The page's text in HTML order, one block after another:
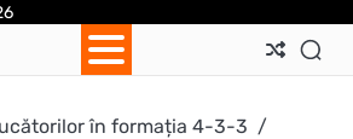
în formația 4-3-3